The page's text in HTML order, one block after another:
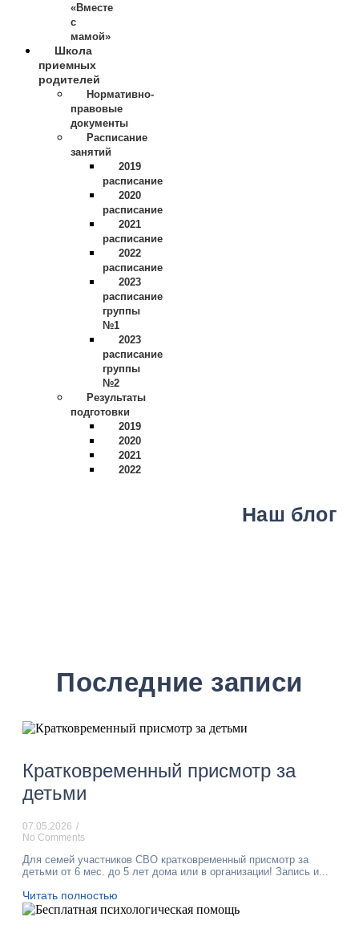
«Вместе
с
мамой»
Школа
приемных
родителей
Нормативно-
правовые
документы
Расписание
занятий
2019
расписание
2020
расписание
2021
расписание
2022
расписание
2023
расписание
группы
№1
2023
расписание
группы
№2
Результаты
подготовки
2019
2020
2021
2022
Наш блог
Последние записи
Кратковременный присмотр за
детьми
07.05.2026 /
No Comments
Для семей участников СВО кратковременный присмотр за
детьми от 6 мес. до 5 лет дома или в организации! Запись и...
Читать полностью